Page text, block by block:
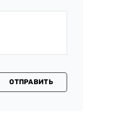
ОТПРАВИТЬ